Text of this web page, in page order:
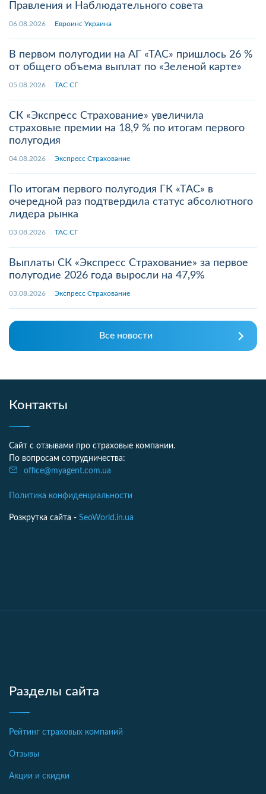
Правления и Наблюдательного совета
06.08.2026 Евроинс Украина
В первом полугодии на АГ «ТАС» пришлось 26 %
от общего объема выплат по «Зеленой карте»
05.08.2026 ТАС СГ
СК «Экспресс Страхование» увеличила
страховые премии на 18,9 % по итогам первого
полугодия
04.08.2026 Экспресс Страхование
По итогам первого полугодия ГК «ТАС» в
очередной раз подтвердила статус абсолютного
лидера рынка
03.08.2026 ТАС СГ
Выплаты СК «Экспресс Страхование» за первое
полугодие 2026 года выросли на 47,9%
03.08.2026 Экспресс Страхование
Все новости
Контакты
Сайт с отзывами про страховые компании.
По вопросам сотрудничества:
office@myagent.com.ua
Политика конфиденциальности
Розкрутка сайта - SeoWorld.in.ua
Разделы сайта
Рейтинг страховых компаний
Отзывы
Акции и скидки